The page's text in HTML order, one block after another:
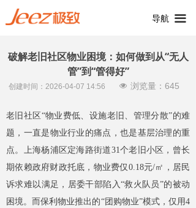
导航 끀
破解老旧社区物业困境：如何做到从“无人
管”到“管得好”
老旧社区“物业费低、设施老旧、管理分散”的难
题，一直是物业行业的痛点，也是基层治理的重
点。上海杨浦区定海路街道31个老旧小区，曾长
期依赖政府财政托底，物业费仅0.18元/㎡，居民
诉求难以满足，居委干部陷入“救火队员”的被动
困境。而保利物业推出的“团购物业”模式，仅用4
创建时间： 2026-04-07 14:56 넶 浏览量： 645